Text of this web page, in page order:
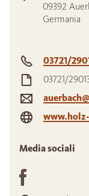
09392
Germania
03721/
03721/
Media sociali